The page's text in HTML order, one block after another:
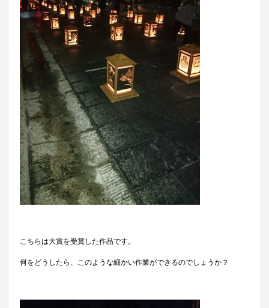
こちらは大賞を受賞した作品です。
何をどうしたら、このような細かい作業ができるのでしょうか？